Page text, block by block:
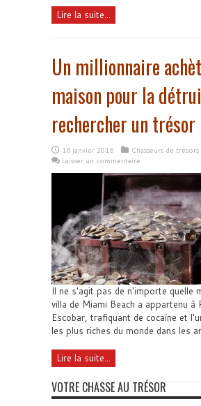
Lire la suite...
Un millionnaire
maison pour la
rechercher un trésor
16 janvier 2016
Chasseurs de
Laisser un commentaire
Il ne s'agit pas de n'importe quelle
villa de Miami Beach a appartenu à
Escobar, trafiquant de cocaïne et
les plus riches du monde dans les
Lire la suite...
VOTRE CHASSE AU TRÉSOR